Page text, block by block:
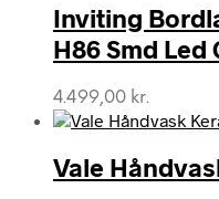
Inviting
H86 Smd Led
4.499,00 kr.
Vale